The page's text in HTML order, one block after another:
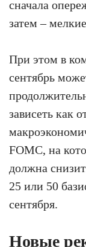
сначала
затем –
При этом в
сентябрь
зависеть как
FOMC, на
должна
25 или 50
сентября.
Новые